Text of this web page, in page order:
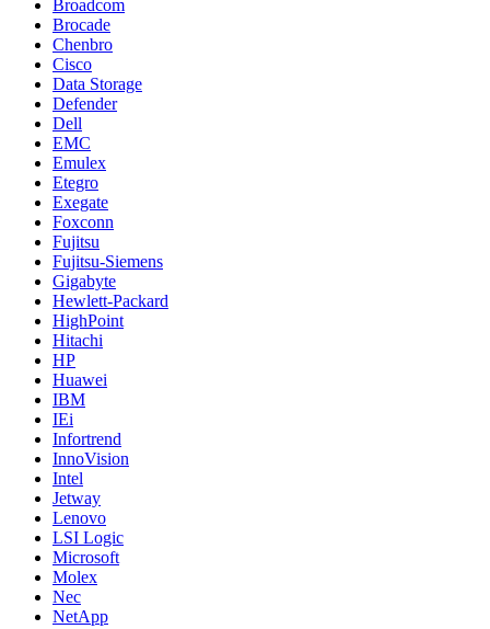
Broadcom
Brocade
Chenbro
Cisco
Data Storage
Defender
Dell
EMC
Emulex
Etegro
Exegate
Foxconn
Fujitsu
Fujitsu-Siemens
Gigabyte
Hewlett-Packard
HighPoint
Hitachi
HP
Huawei
IBM
IEi
Infortrend
InnoVision
Intel
Jetway
Lenovo
LSI Logic
Microsoft
Molex
Nec
NetApp